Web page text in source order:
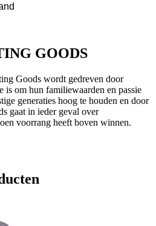
GOODS
Goods wordt gedreven door
is om hun familiewaarden en passie
generaties hoog te houden en door
gaat in ieder geval over
voorrang heeft boven winnen.